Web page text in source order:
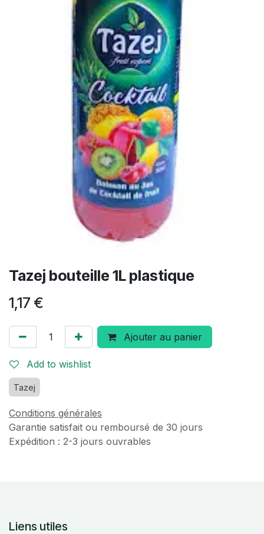
Tazej bouteille 1L plastique
1,17 €
Ajouter au panier
Add to wishlist
Tazej
Conditions générales
Garantie satisfait ou remboursé de 30 jours
Expédition : 2-3 jours ouvrables
Liens utiles